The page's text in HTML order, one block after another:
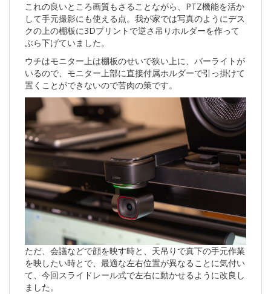
これの良いところ画質もさることながら、PTZ機能を活か
して手元撮影にも使える点。我が家では写真のようにデス
クの上の棚板に3Dプリントで逆さ吊りホルダーを作って
ぶら下げていました。
ウチはモニター上は棚板のせいで狭い上に、バーライトが
いるので、モニター上部に直接付属ホルダーで引っ掛けて
置くことができないので苦肉の策です。
ただ、会議などで顔を映す時と、天吊りで真下の手元作業
を映したい時とで、最適な左右位置が異なることに気付い
て、今回スライドレール式で左右に動かせるように改良し
ました。